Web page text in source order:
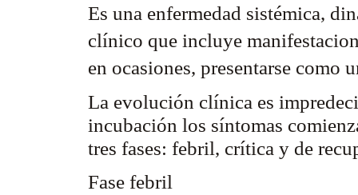
Es una enfermedad sistémica,
clínico que incluye
en ocasiones, presentarse como
La evolución clínica es
incubación los síntomas
tres fases: febril, crítica y de
Fase febril